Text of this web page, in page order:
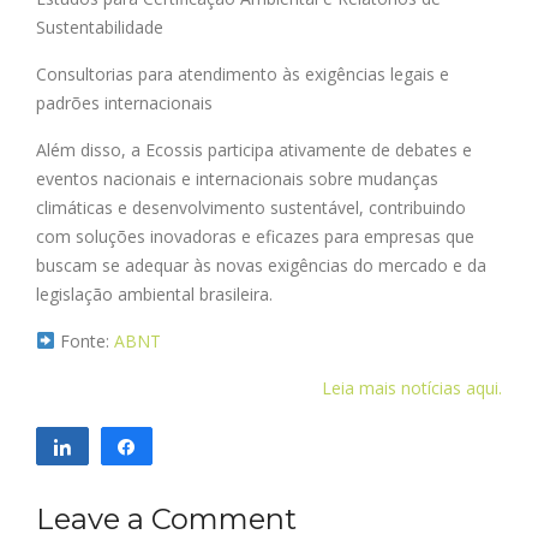
Sustentabilidade
Consultorias para atendimento às exigências legais e
padrões internacionais
Além disso, a Ecossis participa ativamente de debates e
eventos nacionais e internacionais sobre mudanças
climáticas e desenvolvimento sustentável, contribuindo
com soluções inovadoras e eficazes para empresas que
buscam se adequar às novas exigências do mercado e da
legislação ambiental brasileira.
Fonte: ABNT
Leia mais notícias aqui.
Compartilhar
Leave a Comment